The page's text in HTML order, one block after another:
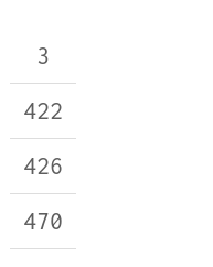
3
422
426
470